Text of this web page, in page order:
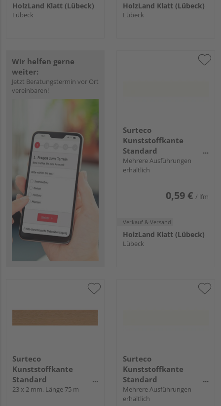
HolzLand Klatt (Lübeck)
Lübeck
HolzLand Klatt (Lübeck)
Lübeck
Wir helfen gerne
weiter:
Jetzt Beratungstermin vor Ort
vereinbaren!
Surteco
Kunststoffkante
Standard
Haftvermittler 6346
W-200 Uni ABS
Mehrere Ausführungen
erhältlich
0,59 € / lfm
Verkauf & Versand
HolzLand Klatt (Lübeck)
Lübeck
Surteco
Kunststoffkante
Standard
Haftvermittler 569P
23 x 2 mm, Länge 75 m
Surteco
Kunststoffkante
Standard
Haftvermittler 6346
GLATT Uni ABS
Mehrere Ausführungen
erhältlich